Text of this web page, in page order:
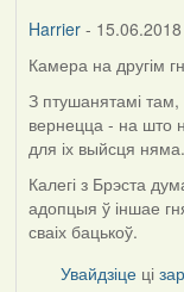
Harrier-
Камера на другім
З птушанятамі там,
вернецца - на што
для іх выйсця няма.
Калегі з Брэста
адопцыя ў іншае
сваіх бацькоў.
Увайдзіце ці